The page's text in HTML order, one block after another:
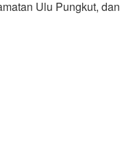
Ulu Pungkut, dan